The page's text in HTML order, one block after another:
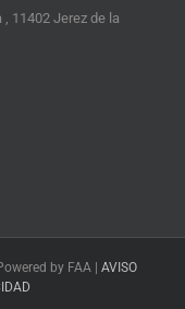
11402 Jerez de la
by FAA | AVISO